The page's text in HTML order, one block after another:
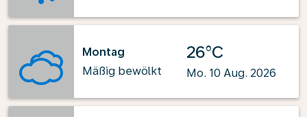
Montag
Mäßig bewölkt
26°C
Mo. 10 Aug. 2026